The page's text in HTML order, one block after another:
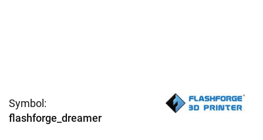
Symbol:
flashforge_dreamer